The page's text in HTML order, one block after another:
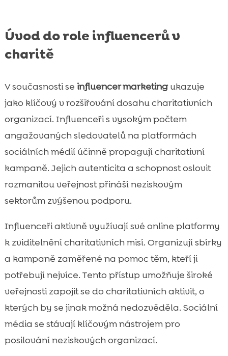
 Inspirace od známých českých influencerů
 Influenceři podporující útulek pro psy
propagaci útulků
Závěr
FAQ
Úvod do role influencerů v
charitě
V současnosti se influencer marketingukazuje
jako klíčový v rozšiřování dosahu charitativních
organizací. Influenceři s vysokým počtem
angažovaných sledovatelů na platformách
sociálních médií účinně propagují charitativní
kampaně. Jejich autenticita a schopnost oslovit
rozmanitou veřejnost přináší neziskovým
sektorům zvýšenou podporu.
Influenceři aktivně využívají své online platformy
k zviditelnění charitativních misí. Organizují sbírky
a kampaně zaměřené na pomoc těm, kteří ji
potřebují nejvíce. Tento přístup umožňuje široké
veřejnosti zapojit se do charitativních aktivit, o
kterých by se jinak možná nedozvěděla. Sociální
média se stávají klíčovým nástrojem pro
posilování neziskových organizací.